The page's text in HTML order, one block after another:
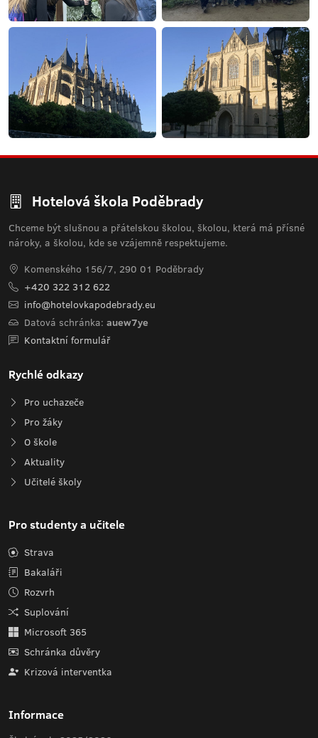
Hotelová škola Poděbrady
Chceme být slušnou a přátelskou školou, školou, která má přísné
nároky, a školou, kde se vzájemně respektujeme.
Komenského 156/7, 290 01 Poděbrady
+420 322 312 622
info@hotelovkapodebrady.eu
Datová schránka: auew7ye
Kontaktní formulář
Rychlé odkazy
Pro uchazeče
Pro žáky
O škole
Aktuality
Učitelé školy
Pro studenty a učitele
Strava
Bakaláři
Rozvrh
Suplování
Microsoft 365
Schránka důvěry
Krizová interventka
Informace